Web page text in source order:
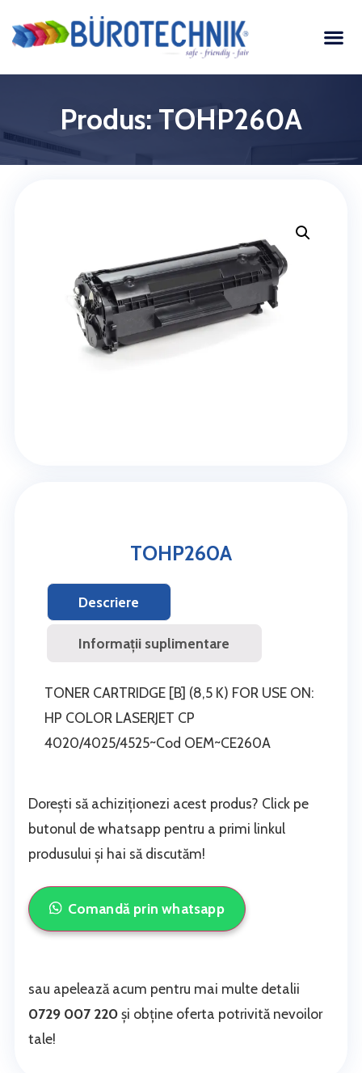
Produs: TOHP260A
TOHP260A
Descriere
Informații suplimentare
TONER CARTRIDGE [B] (8,5 K) FOR USE ON:
HP COLOR LASERJET CP
4020/4025/4525~Cod OEM~CE260A
Dorești să achiziționezi acest produs? Click pe
butonul de whatsapp pentru a primi linkul
produsului și hai să discutăm!
Comandă prin whatsapp
sau apelează acum pentru mai multe detalii
0729 007 220și obține oferta potrivită nevoilor
tale!